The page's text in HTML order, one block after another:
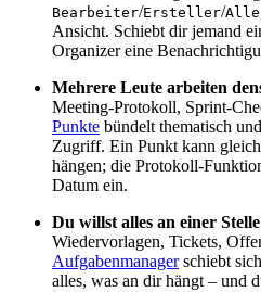
Bearbeiter/Ersteller/Alle
Ansicht. Schiebt dir jemand
Organizer eine
Mehrere Leute arbeiten
Meeting-Protokoll, Sprint-
Punkte bündelt thematisch
Zugriff. Ein Punkt kann
hängen; die Protokoll-
Datum ein.
Du willst alles an einer Stelle
Wiedervorlagen, Tickets,
Aufgabenmanagerschiebt
alles, was an dir hängt – und